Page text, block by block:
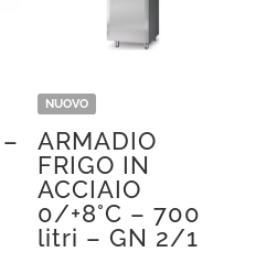
NUOVO
ARMADIO
FRIGO IN
ACCIAIO
0/+8°C – 700
litri – GN 2/1